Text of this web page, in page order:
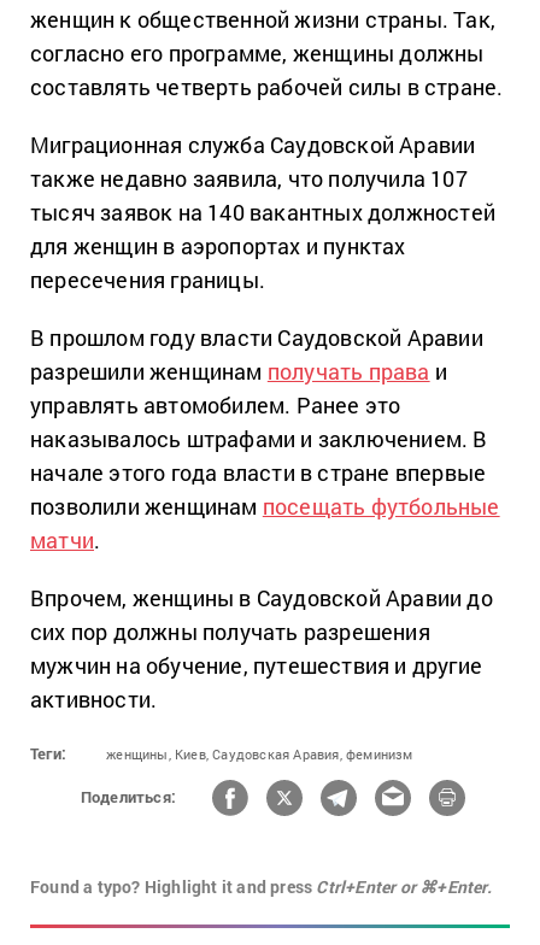
женщин к общественной жизни страны. Так,
согласно его программе, женщины должны
составлять четверть рабочей силы в стране.
Миграционная служба Саудовской Аравии
также недавно заявила, что получила 107
тысяч заявок на 140 вакантных должностей
для женщин в аэропортах и пунктах
пересечения границы.
В прошлом году власти Саудовской Аравии
разрешили женщинам получать права и
управлять автомобилем. Ранее это
наказывалось штрафами и заключением. В
начале этого года власти в стране впервые
позволили женщинам посещать футбольные
матчи.
Впрочем, женщины в Саудовской Аравии до
сих пор должны получать разрешения
мужчин на обучение, путешествия и другие
активности.
Теги: женщины, Киев, Саудовская Аравия, феминизм
Поделиться:
Found a typo? Highlight it and press Ctrl+Enter or ⌘+Enter.